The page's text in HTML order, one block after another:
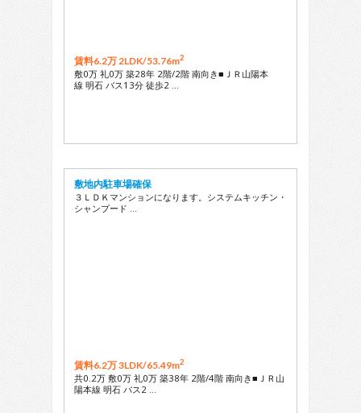
賃料6.2万 2LDK/53.76m2
敷0万 礼0万 築28年 2階/2階 南向き■ＪＲ山陽本
線 明石 バス13分 徒歩2 …
敷地内駐車場確保
３ＬＤＫマンションになります。システムキッチン・
シャンプード …
賃料6.2万 3LDK/65.49m2
共0.2万 敷0万 礼0万 築38年 2階/4階 南向き■ＪＲ山
陽本線 明石 バス2 …